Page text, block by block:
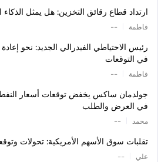
ارتداد قطاع رقائق التخزين: هل يمثل
فاطمة --
رئيس الاحتياطي الفيدرالي الجديد: نحو
في التوقعات
فاطمة --
في العرض والطلب
محمد --
تقلبات سوق الأسهم الأمريكية: تحولات
علي --